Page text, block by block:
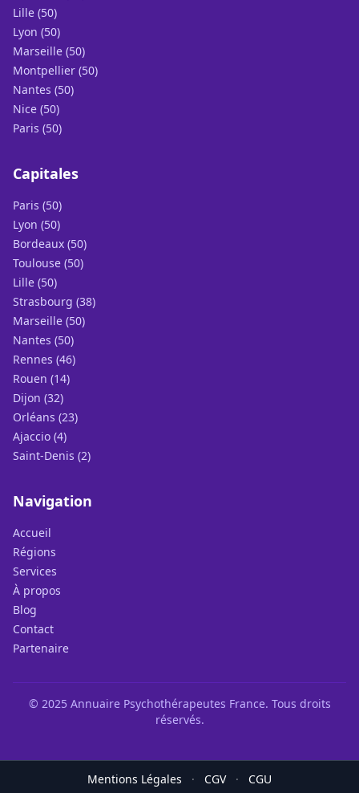
Lille (50)
Lyon (50)
Marseille (50)
Montpellier (50)
Nantes (50)
Nice (50)
Paris (50)
Capitales
Paris (50)
Lyon (50)
Bordeaux (50)
Toulouse (50)
Lille (50)
Strasbourg (38)
Marseille (50)
Nantes (50)
Rennes (46)
Rouen (14)
Dijon (32)
Orléans (23)
Ajaccio (4)
Saint-Denis (2)
Navigation
Accueil
Régions
Services
À propos
Blog
Contact
Partenaire
© 2025 Annuaire Psychothérapeutes France. Tous droits
réservés.
Mentions Légales · CGV · CGU